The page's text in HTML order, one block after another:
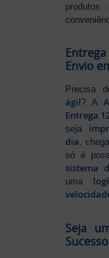
produtos
Envio
Precisa
ágil? A
Entrega
seja
dia,
só é
sistema
uma
Seja
Sucesso